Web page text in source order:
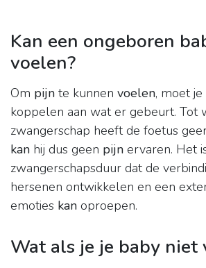
Kan een ongeboren
voelen?
Om pijn te kunnen voelen, moet
koppelen aan wat er gebeurt. Tot
zwangerschap heeft de foetus
kan hij dus geen pijn ervaren. Het
zwangerschapsduur dat de
hersenen ontwikkelen en een
emoties kan oproepen.
Wat als je je baby niet